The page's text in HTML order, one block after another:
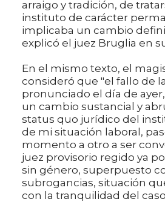
arraigo y tradición, de
instituto de carácter
implicaba un cambio
explicó el juez Bruglia en
En el mismo texto, el
consideró que "el fallo de
pronunciado el día de
un cambio sustancial y
status quo jurídico del
de mi situación laboral,
momento a otro a ser
juez provisorio regido ya
sin género, superpuesto
subrogancias, situación
con la tranquilidad del